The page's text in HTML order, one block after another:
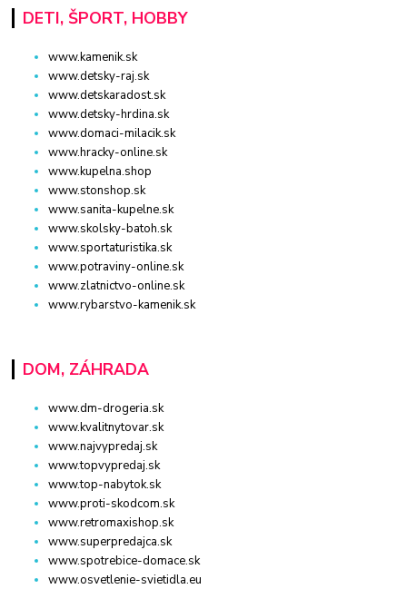
DETI, ŠPORT, HOBBY
www.kamenik.sk
www.detsky-raj.sk
www.detskaradost.sk
www.detsky-hrdina.sk
www.domaci-milacik.sk
www.hracky-online.sk
www.kupelna.shop
www.stonshop.sk
www.sanita-kupelne.sk
www.skolsky-batoh.sk
www.sportaturistika.sk
www.potraviny-online.sk
www.zlatnictvo-online.sk
www.rybarstvo-kamenik.sk
DOM, ZÁHRADA
www.dm-drogeria.sk
www.kvalitnytovar.sk
www.najvypredaj.sk
www.topvypredaj.sk
www.top-nabytok.sk
www.proti-skodcom.sk
www.retromaxishop.sk
www.superpredajca.sk
www.spotrebice-domace.sk
www.osvetlenie-svietidla.eu